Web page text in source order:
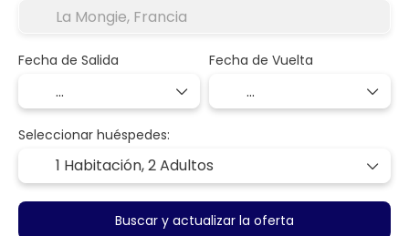
Fecha de Salida Fecha de Vuelta
Seleccionar huéspedes:
1 Habitación,2 Adultos
Buscar y actualizar la oferta